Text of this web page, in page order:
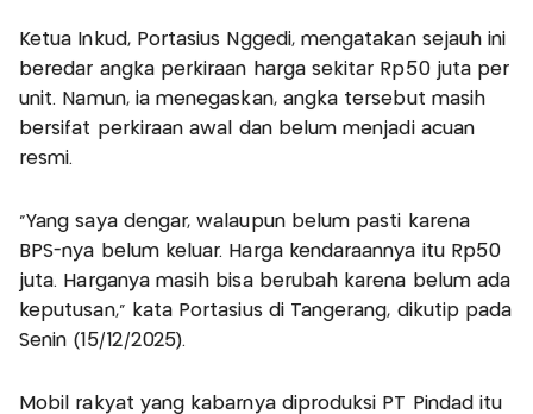
Ketua Inkud, Portasius Nggedi, mengatakan sejauh ini
beredar angka perkiraan harga sekitar Rp50 juta per
unit. Namun, ia menegaskan, angka tersebut masih
bersifat perkiraan awal dan belum menjadi acuan
resmi.
"Yang saya dengar, walaupun belum pasti karena
BPS-nya belum keluar. Harga kendaraannya itu Rp50
juta. Harganya masih bisa berubah karena belum ada
keputusan," kata Portasius di Tangerang, dikutip pada
Senin (15/12/2025).
Mobil rakyat yang kabarnya diproduksi PT Pindad itu